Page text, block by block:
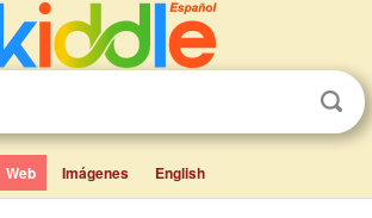
Web Imágenes English